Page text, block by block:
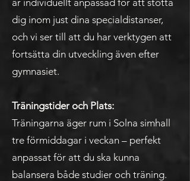
är individuellt anpassad för att stötta
dig inom just dina specialdistanser,
och vi ser till att du har verktygen att
fortsätta din utveckling även efter
gymnasiet.
Träningstider och Plats:
Träningarna äger rum i Solna simhall
tre förmiddagar i veckan – perfekt
anpassat för att du ska kunna
balansera både studier och träning.